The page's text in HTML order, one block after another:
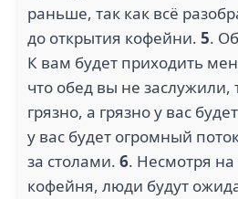
раньше, так как всё
до открытия кофейни. 5.
К вам будет приходить
что обед вы не заслужили,
грязно, а грязно у вас
у вас будет огромный
за столами. 6. Несмотря на
кофейня, люди будут